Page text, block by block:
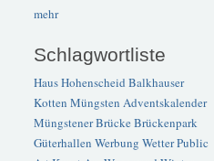
mehr
Schlagwortliste
Haus Hohenscheid Balkhauser
Kotten Müngsten Adventskalender
Müngstener BrückeBrückenpark
Güterhallen Werbung WetterPublic